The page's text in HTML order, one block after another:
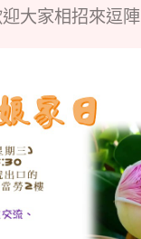
大家相招來逗陣